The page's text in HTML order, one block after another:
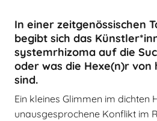
In einer zeitgenössischen
begibt sich das
systemrhizoma auf die
oder was die Hexe(n)r von
sind.
Ein kleines Glimmen im dichten
unausgesprochene Konflikt im